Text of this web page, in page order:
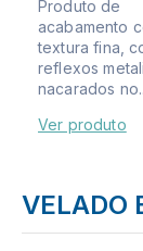
Produto de
acabamento
textura fina,
reflexos
nacarados
Ver produto
VELADO